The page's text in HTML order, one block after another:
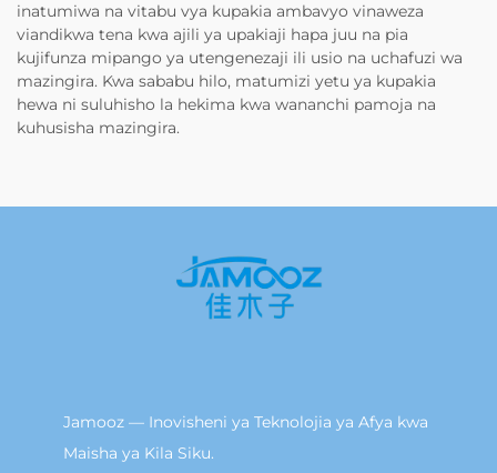
inatumiwa na vitabu vya kupakia ambavyo vinaweza
viandikwa tena kwa ajili ya upakiaji hapa juu na pia
kujifunza mipango ya utengenezaji ili usio na uchafuzi wa
mazingira. Kwa sababu hilo, matumizi yetu ya kupakia
hewa ni suluhisho la hekima kwa wananchi pamoja na
kuhusisha mazingira.
Jamooz — Inovisheni ya Teknolojia ya Afya kwa
Maisha ya Kila Siku.